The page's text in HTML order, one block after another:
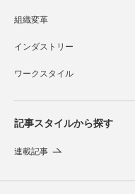
組織変革
インダストリー
ワークスタイル
記事スタイルから探す
連載記事